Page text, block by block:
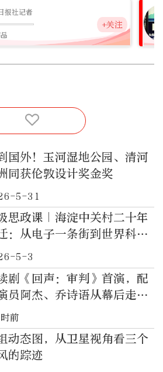
报社记者
+关注
国外！玉河湿地公园、清河
同获伦敦设计奖金奖
5-31
思政课｜海淀中关村二十年
：从电子一条街到世界科创
5-3
剧《回声：审判》首演，配
员阿杰、乔诗语从幕后走到
前
动态图，从卫星视角看三个
的踪迹